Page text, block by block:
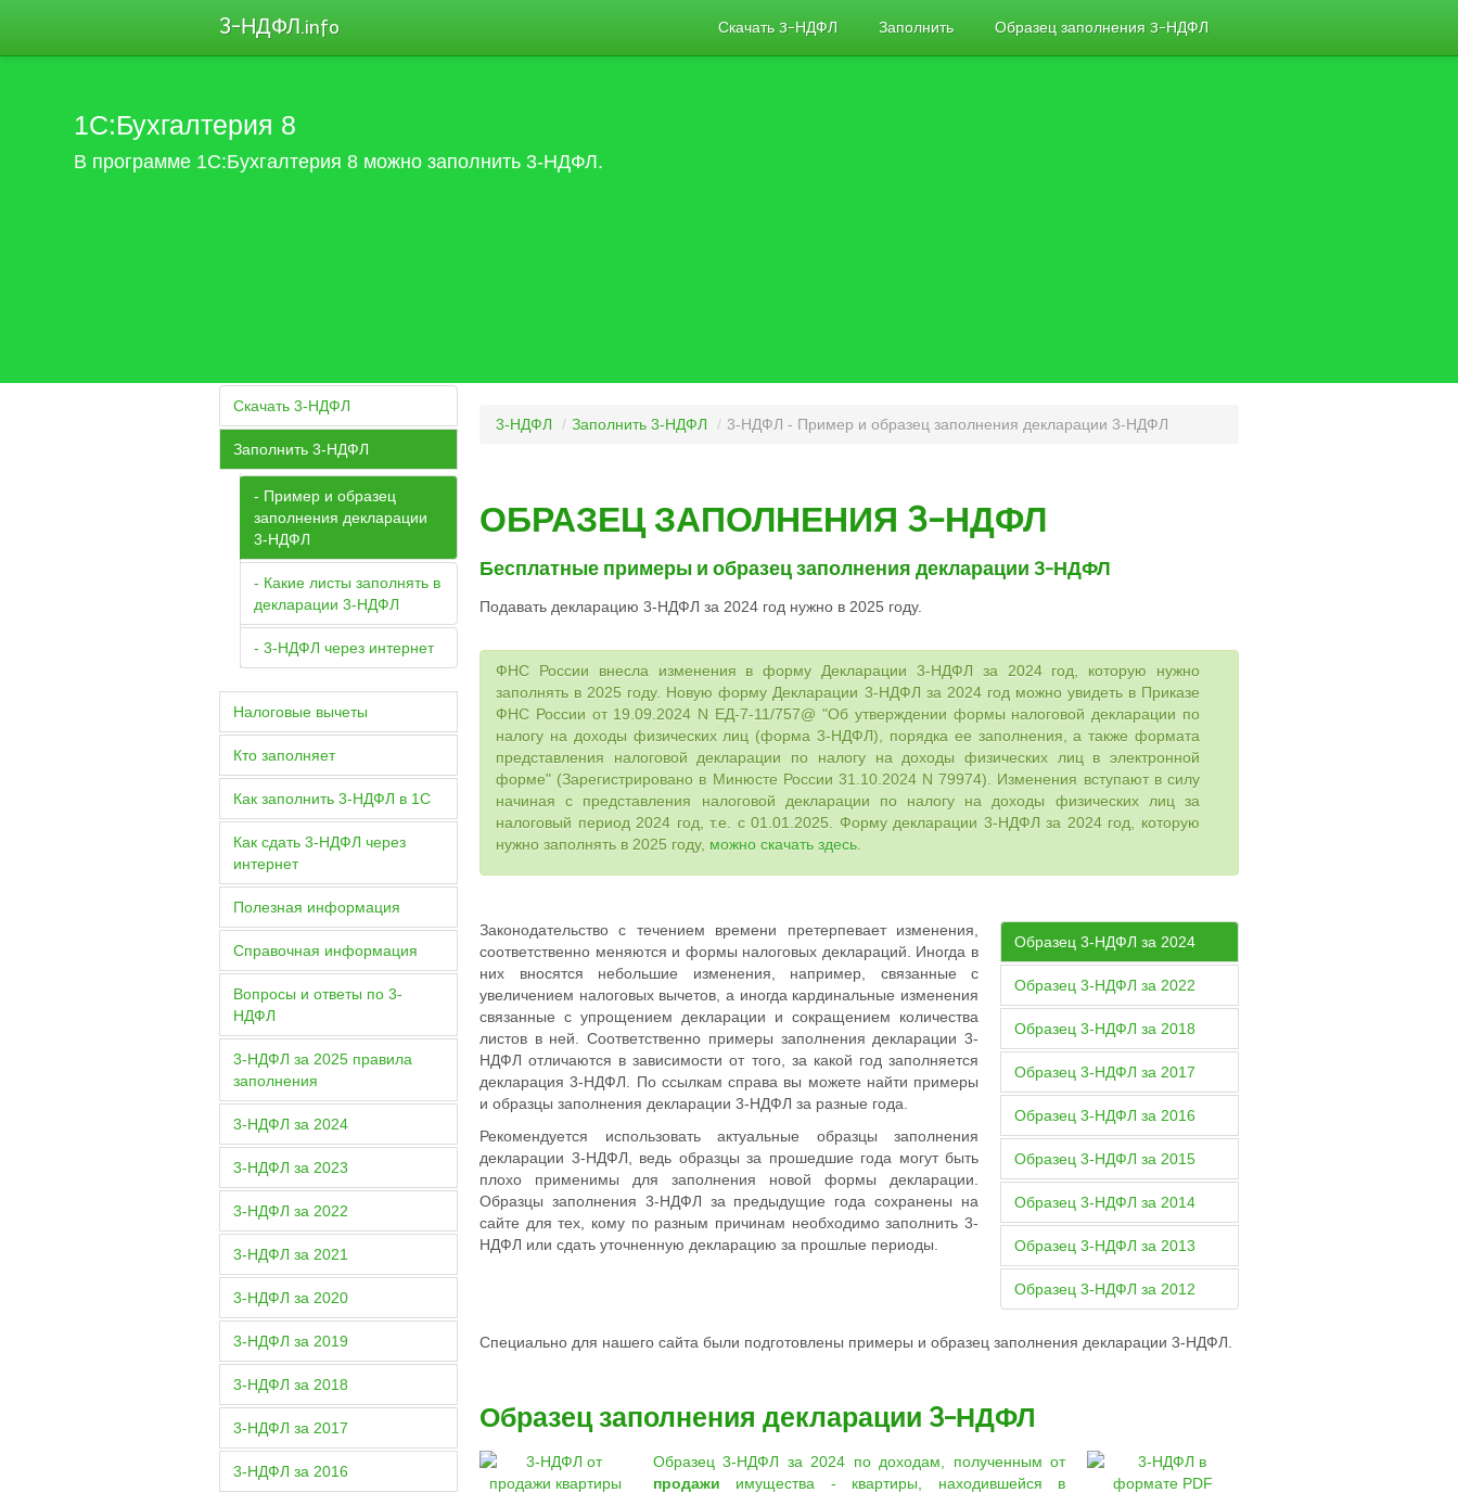
3-НДФЛ.info Скачать 3-НДФЛ Заполнить Образец заполнения 3-НДФЛ
1С:Бухгалтерия 8
В программе 1С:Бухгалтерия 8 можно заполнить 3-НДФЛ.
Скачать 3-НДФЛ
Заполнить 3-НДФЛ
- Пример и образец
заполнения декларации
3-НДФЛ
- Какие листы заполнять в
декларации 3-НДФЛ
- 3-НДФЛ через интернет
Налоговые вычеты
Кто заполняет
Как заполнить 3-НДФЛ в 1С
Как сдать 3-НДФЛ через
интернет
Полезная информация
Справочная информация
Вопросы и ответы по 3-
НДФЛ
3-НДФЛ за 2025 правила
заполнения
3-НДФЛ за 2024
3-НДФЛ за 2023
3-НДФЛ за 2022
3-НДФЛ за 2021
3-НДФЛ за 2020
3-НДФЛ за 2019
3-НДФЛ за 2018
3-НДФЛ за 2017
3-НДФЛ за 2016
3-НДФЛ / Заполнить 3-НДФЛ / 3-НДФЛ - Пример и образец заполнения декларации 3-НДФЛ
ОБРАЗЕЦ ЗАПОЛНЕНИЯ 3-НДФЛ
Бесплатные примеры и образец заполнения декларации 3-НДФЛ
Подавать декларацию 3-НДФЛ за 2024 год нужно в 2025 году.
ФНС России внесла изменения в форму Декларации 3-НДФЛ за 2024 год, которую нужно
заполнять в 2025 году. Новую форму Декларации 3-НДФЛ за 2024 год можно увидеть в Приказе
ФНС России от 19.09.2024 N ЕД-7-11/757@ "Об утверждении формы налоговой декларации по
налогу на доходы физических лиц (форма 3-НДФЛ), порядка ее заполнения, а также формата
представления налоговой декларации по налогу на доходы физических лиц в электронной
форме" (Зарегистрировано в Минюсте России 31.10.2024 N 79974). Изменения вступают в силу
начиная с представления налоговой декларации по налогу на доходы физических лиц за
налоговый период 2024 год, т.е. с 01.01.2025. Форму декларации 3-НДФЛ за 2024 год, которую
нужно заполнять в 2025 году, можно скачать здесь
Законодательство с течением времени претерпевает изменения,
соответственно меняются и формы налоговых деклараций. Иногда в
них вносятся небольшие изменения, например, связанные с
увеличением налоговых вычетов, а иногда кардинальные изменения
связанные с упрощением декларации и сокращением количества
листов в ней. Соответственно примеры заполнения декларации 3-
НДФЛ отличаются в зависимости от того, за какой год заполняется
декларация 3-НДФЛ. По ссылкам справа вы можете найти примеры
и образцы заполнения декларации 3-НДФЛ за разные года.
Рекомендуется использовать актуальные образцы заполнения
декларации 3-НДФЛ, ведь образцы за прошедшие года могут быть
плохо применимы для заполнения новой формы декларации.
Образцы заполнения 3-НДФЛ за предыдущие года сохранены на
сайте для тех, кому по разным причинам необходимо заполнить 3-
НДФЛ или сдать уточненную декларацию за прошлые периоды.
Образец 3-НДФЛ за 2024
Образец 3-НДФЛ за 2022
Образец 3-НДФЛ за 2018
Образец 3-НДФЛ за 2017
Образец 3-НДФЛ за 2016
Образец 3-НДФЛ за 2015
Образец 3-НДФЛ за 2014
Образец 3-НДФЛ за 2013
Образец 3-НДФЛ за 2012
Специально для нашего сайта были подготовлены примеры и образец заполнения декларации 3-НДФЛ
Образец заполнения декларации 3-НДФЛ
Образец 3-НДФЛ за 2024 по доходам, полученным от
продажи имущества - квартиры, находившейся в